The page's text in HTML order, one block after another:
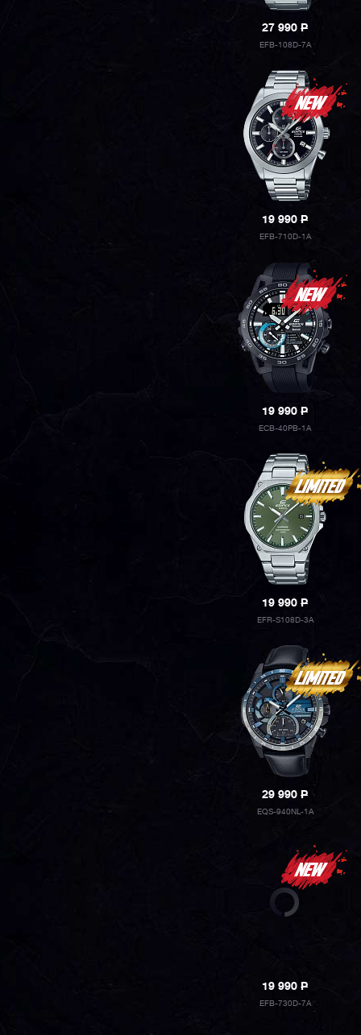
27 990P
EFB-108D-7A
19 990P
EFB-710D-1A
19 990P
ECB-40PB-1A
19 990P
EFR-S108D-3A
29 990P
EQS-940NL-1A
19 990P
EFB-730D-7A